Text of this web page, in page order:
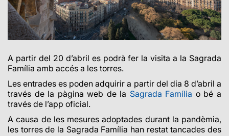
A partir del 20 d’abril es podrà fer la visita a la Sagrada
Família amb accés a les torres.
Les entrades es poden adquirir a partir del dia 8 d’abrila
través de la pàgina web de la Sagrada Família o bé a
través de l’app oficial.
A causa de les mesures adoptades durant la pandèmia,
les torres de la Sagrada Família han restat tancades des